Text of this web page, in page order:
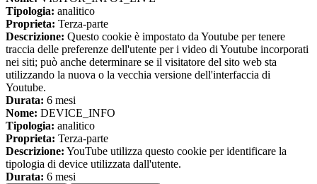
Tipologia: analitico
Proprieta: Terza-parte
Descrizione: Questo cookie è impostato da Youtube per tenere
traccia delle preferenze dell'utente per i video di Youtube incorporati
nei siti; può anche determinare se il visitatore del sito web sta
utilizzando la nuova o la vecchia versione dell'interfaccia di
Youtube.
Durata: 6 mesi
Nome: DEVICE_INFO
Tipologia: analitico
Proprieta: Terza-parte
Descrizione: YouTube utilizza questo cookie per identificare la
tipologia di device utilizzata dall'utente.
Durata: 6 mesi